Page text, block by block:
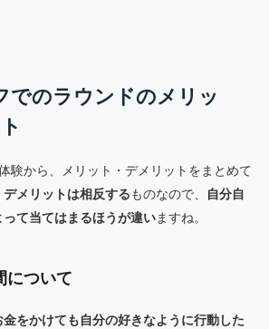
でのラウンドのメリッ
験から、メリット・デメリットをまとめて
デメリットは相反するものなので、
自分自
て当てはまるほうが違いますね。
について
金をかけても自分の好きなように行動した